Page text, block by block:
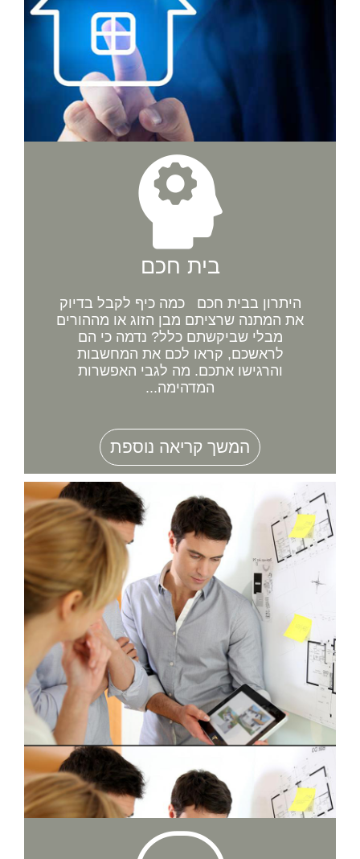
בית חכם
היתרון בבית חכם כמה כיף לקבל בדיוק
את המתנה שרציתם מבן הזוג או מההורים
מבלי שביקשתם כלל? נדמה כי הם
לראשכם, קראו לכם את המחשבות
והרגישו אתכם. מה לגבי האפשרות
המדהימה...
המשך קריאה נוספת